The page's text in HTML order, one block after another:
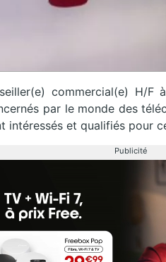
commercial(e) H/F
par le monde des
intéressés et qualifiés pour
Publicité